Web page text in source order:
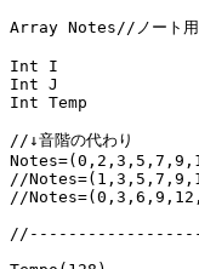
Array Notes//ノート用
Int I
Int J
Int Temp
//↓音階の代わり
//
//